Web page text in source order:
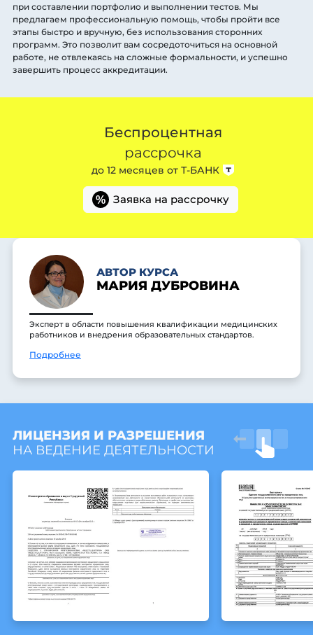
при составлении портфолио и выполнении тестов. Мы
предлагаем профессиональную помощь, чтобы пройти все
этапы быстро и вручную, без использования сторонних
программ. Это позволит вам сосредоточиться на основной
работе, не отвлекаясь на сложные формальности, и успешно
завершить процесс аккредитации.
Беспроцентная
рассрочка
до 12 месяцев от Т-БАНК
% Заявка на рассрочку
АВТОР КУРСА
МАРИЯ ДУБРОВИНА
Эксперт в области повышения квалификации медицинских
работников и внедрения образовательных стандартов.
Подробнее
ЛИЦЕНЗИЯ И РАЗРЕШЕНИЯ
НА ВЕДЕНИЕ ДЕЯТЕЛЬНОСТИ